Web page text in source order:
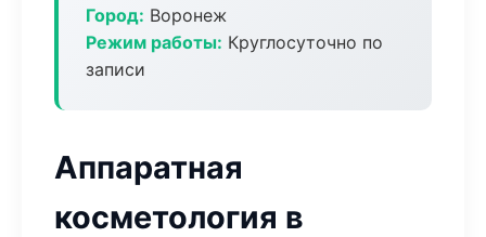
Город: Воронеж
Режим работы: Круглосуточно по
записи
Аппаратная
косметология в